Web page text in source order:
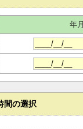
年
間の選択